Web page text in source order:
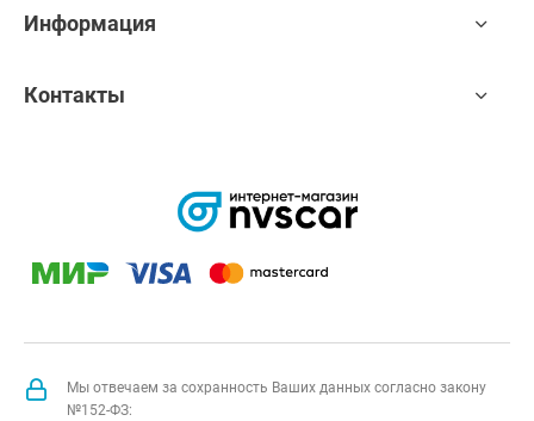
Информация
Контакты
Мы отвечаем за сохранность Ваших данных согласно закону
№152-ФЗ: